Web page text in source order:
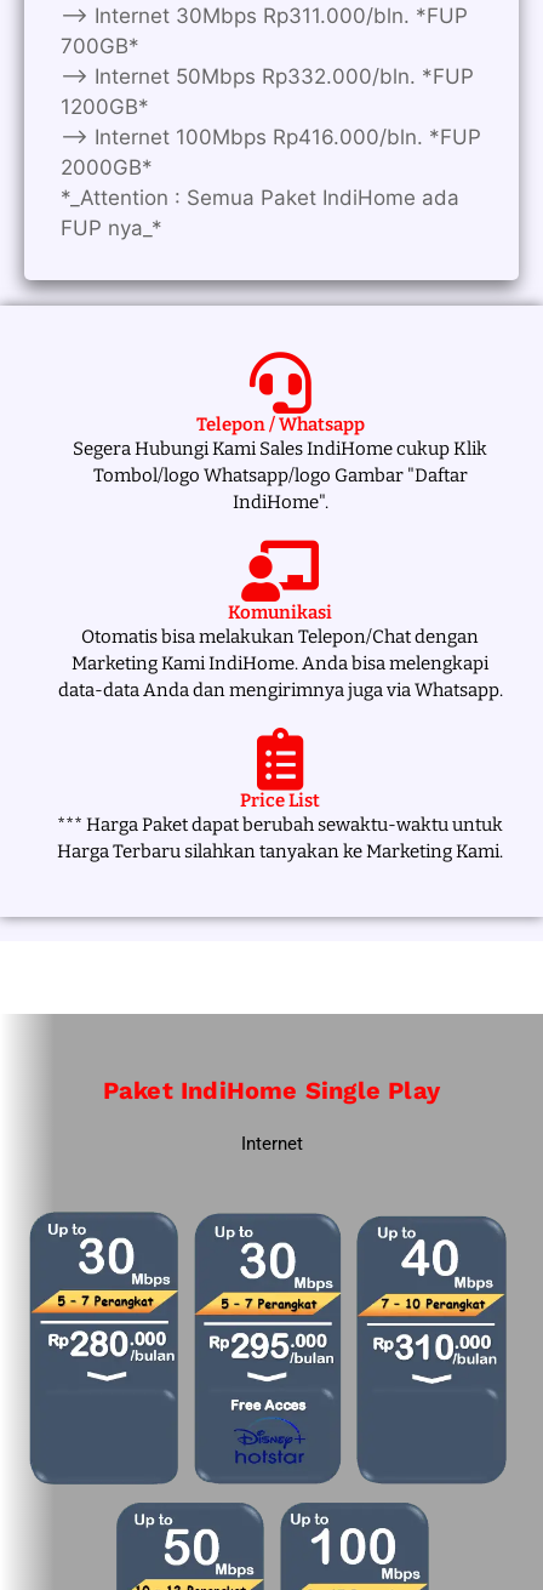
—> Internet 30Mbps Rp311.000/bln. *FUP
700GB*
—> Internet 50Mbps Rp332.000/bln. *FUP
1200GB*
—> Internet 100Mbps Rp416.000/bln. *FUP
2000GB*
*_Attention : Semua Paket IndiHome ada
FUP nya_*
Telepon / Whatsapp
Segera Hubungi Kami Sales IndiHome cukup Klik
Tombol/logo Whatsapp/logo Gambar "Daftar
IndiHome".
Komunikasi
Otomatis bisa melakukan Telepon/Chat dengan
Marketing Kami IndiHome. Anda bisa melengkapi
data-data Anda dan mengirimnya juga via Whatsapp.
Price List
*** Harga Paket dapat berubah sewaktu-waktu untuk
Harga Terbaru silahkan tanyakan ke Marketing Kami.
Paket IndiHome Single Play
Internet